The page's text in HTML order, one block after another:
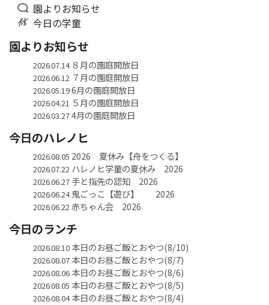
園よりお知らせ
今日の学童
園よりお知らせ
2026.07.14８月の園庭開放日
2026.06.12 ７月の園庭開放日
2026.05.196月の園庭開放日
2026.04.21 ５月の園庭開放日
2026.03.274月の園庭開放日
今日のハレノヒ
2026.08.05 2026 夏休み【舟をつくる】
2026.07.22 ハレノヒ学童の夏休み 2026
2026.06.27手と指先の認知 2026
2026.06.24鬼ごっこ【遊び】 2026
2026.06.22赤ちゃん会 2026
今日のランチ
2026.08.10本日のお昼ご飯とおやつ(8/10)
2026.08.07本日のお昼ご飯とおやつ(8/7)
2026.08.06本日のお昼ご飯とおやつ(8/6)
2026.08.05 本日のお昼ご飯とおやつ(8/5)
2026.08.04本日のお昼ご飯とおやつ(8/4)